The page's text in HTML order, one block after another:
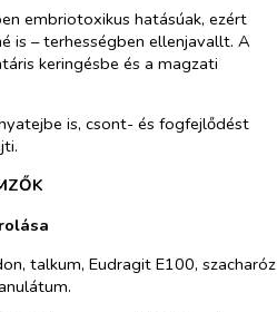
embriotoxikus hatásúak, ezért
is – terhességben ellenjavallt. A
keringésbe és a magzati
is, csont- és fogfejlődést
talkum, Eudragit E100, szacharóz